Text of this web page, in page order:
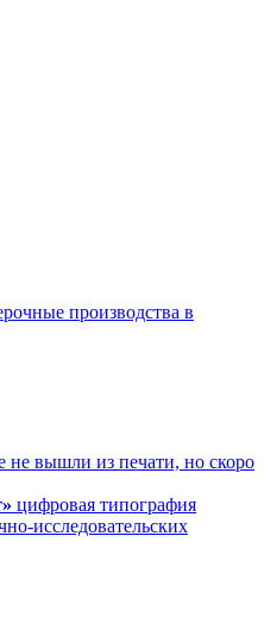
производства в
не вышли из печати, но скоро
цифровая типография
исследовательских